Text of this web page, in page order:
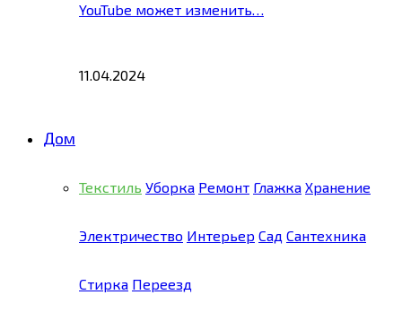
YouTube может изменить…
11.04.2024
Дом
Текстиль Уборка Ремонт Глажка Хранение
Электричество Интерьер Сад Сантехника
Стирка Переезд